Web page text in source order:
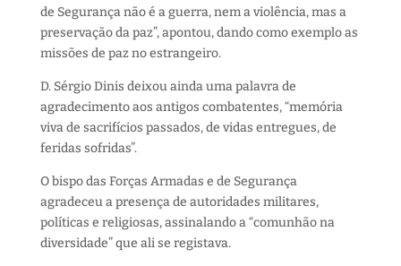
de Segurança não é a guerra, nem a violência, mas a
preservação da paz”, apontou, dando como exemplo as
missões de paz no estrangeiro.
D. Sérgio Dinis deixou ainda uma palavra de
agradecimento aos antigos combatentes, “memória
viva de sacrifícios passados, de vidas entregues, de
feridas sofridas”.
O bispo das Forças Armadas e de Segurança
agradeceu a presença de autoridades militares,
políticas e religiosas, assinalando a “comunhão na
diversidade” que ali se registava.